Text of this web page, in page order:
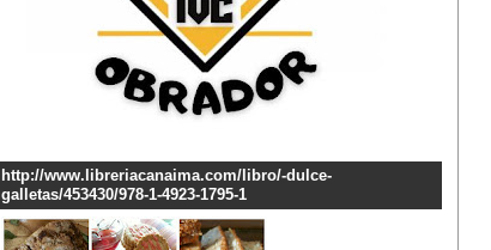
http://www.libreriacanaima.com/libro/-dulce-
galletas/453430/978-1-4923-1795-1